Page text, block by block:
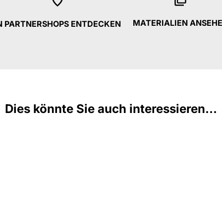
PARTNERSHOPS ENTDECKEN MATERIALIEN
Dies könnte Sie auch interessieren...